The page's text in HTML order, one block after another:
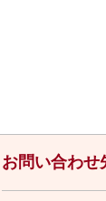
お問い合わせ